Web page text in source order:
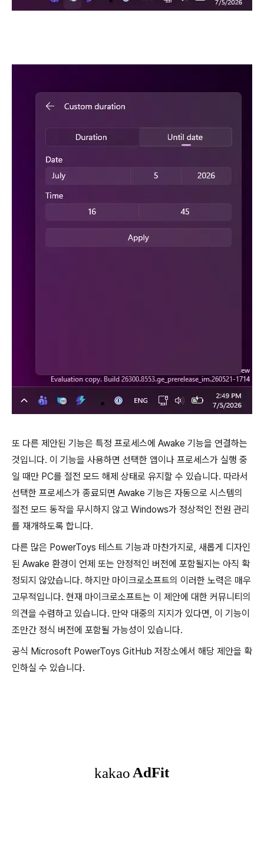
또 다른 제안된 기능은 특정 프로세스에 Awake 기능을 연결하는
것입니다. 이 기능을 사용하면 선택한 앱이나 프로세스가 실행 중
일 때만 PC를 절전 모드 해제 상태로 유지할 수 있습니다. 따라서
선택한 프로세스가 종료되면 Awake 기능은 자동으로 시스템의
절전 모드 동작을 무시하지 않고 Windows가 정상적인 전원 관리
를 재개하도록 합니다.
다른 많은 PowerToys 테스트 기능과 마찬가지로, 새롭게 디자인
된 Awake 환경이 언제 또는 안정적인 버전에 포함될지는 아직 확
정되지 않았습니다. 하지만 마이크로소프트의 이러한 노력은 매우
고무적입니다. 현재 마이크로소프트는 이 제안에 대한 커뮤니티의
의견을 수렴하고 있습니다. 만약 대중의 지지가 있다면, 이 기능이
조만간 정식 버전에 포함될 가능성이 있습니다.
공식 Microsoft PowerToys GitHub 저장소에서 해당 제안을 확
인하실 수 있습니다.